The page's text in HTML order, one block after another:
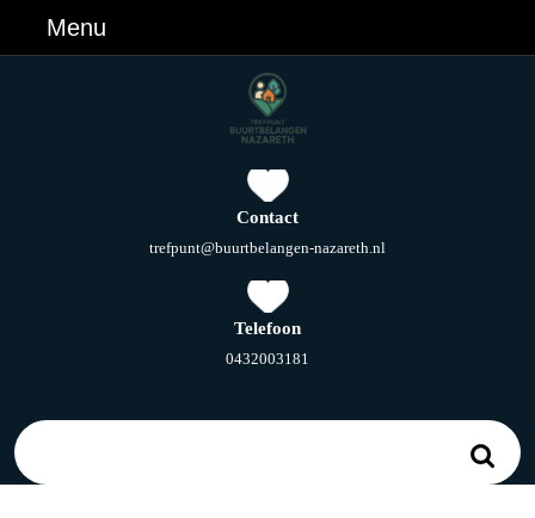
Menu
Contact
trefpunt@buurtbelangen-nazareth.nl
Telefoon
0432003181